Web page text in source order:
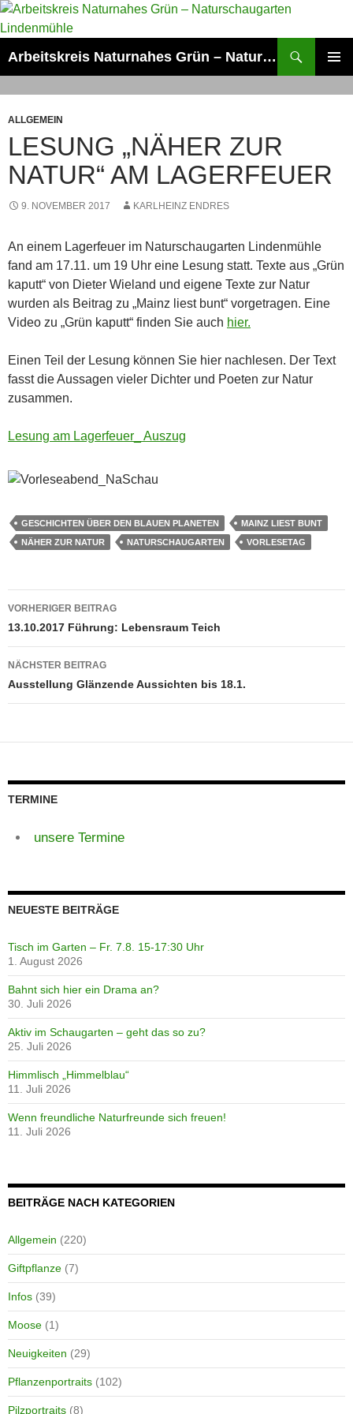
Zum
Inhalt
Arbeitskreis Naturnahes Grün – Naturschaugarten Lindenmühle
MENÜ
ALLGEMEIN
LESUNG „NÄHER ZUR
NATUR“ AM LAGERFEUER
9. NOVEMBER 2017 KARLHEINZ ENDRES
An einem Lagerfeuer im Naturschaugarten Lindenmühle
fand am 17.11. um 19 Uhr eine Lesung statt. Texte aus „Grün
kaputt“ von Dieter Wieland und eigene Texte zur Natur
wurden als Beitrag zu „Mainz liest bunt“ vorgetragen. Eine
Video zu „Grün kaputt“ finden Sie auch hier.
Einen Teil der Lesung können Sie hier nachlesen. Der Text
fasst die Aussagen vieler Dichter und Poeten zur Natur
zusammen.
Lesung am Lagerfeuer_ Auszug
GESCHICHTEN ÜBER DEN BLAUEN PLANETEN
MAINZ LIEST BUNT
NÄHER ZUR NATUR
NATURSCHAUGARTEN VORLESETAG
Beitragsnavigation
VORHERIGER BEITRAG
13.10.2017 Führung: Lebensraum Teich
NÄCHSTER BEITRAG
Ausstellung Glänzende Aussichten bis 18.1.
TERMINE
unsere Termine
NEUESTE BEITRÄGE
Tisch im Garten – Fr. 7.8. 15-17:30 Uhr
1. August 2026
Bahnt sich hier ein Drama an?
30. Juli 2026
Aktiv im Schaugarten – geht das so zu?
25. Juli 2026
Himmlisch „Himmelblau“
11. Juli 2026
Wenn freundliche Naturfreunde sich freuen!
11. Juli 2026
BEITRÄGE NACH KATEGORIEN
Allgemein (220)
Giftpflanze (7)
Infos (39)
Moose (1)
Neuigkeiten (29)
Pflanzenportraits (102)
Pilzportraits (8)